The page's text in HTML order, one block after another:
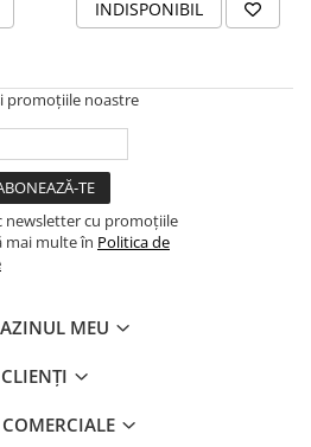
INDISPONIBIL
promoțiile noastre
newsletter cu promoțiile
mai multe în Politica de
MEU
CLIENȚI